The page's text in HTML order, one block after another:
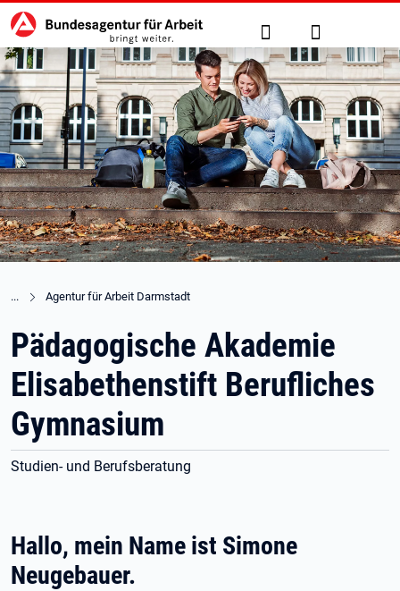
zu den Hauptinhalten springen
Hauptnavigation Suche Anmelden
Agentur für Arbeit Darmstadt
Pädagogische Akademie
Elisabethenstift Berufliches
Gymnasium
Studien- und Berufsberatung
Hallo, mein Name ist Simone
Neugebauer.